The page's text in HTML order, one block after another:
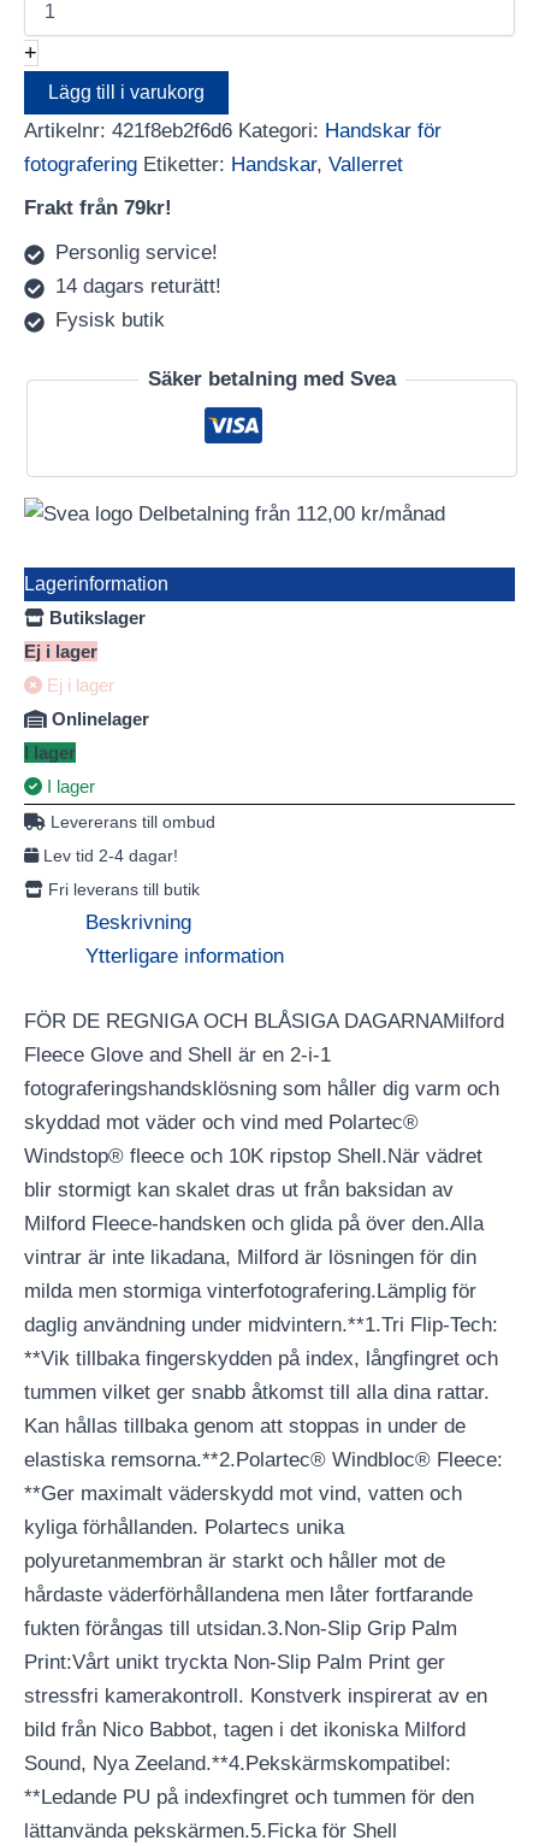
Fleece
Glove
L
mängd
+
Lägg till i varukorg
Artikelnr: 421f8eb2f6d6 Kategori: Handskar för
fotografering Etiketter: Handskar, Vallerret
Frakt från 79kr!
Personlig service!
14 dagars returätt!
Fysisk butik
Säker betalning med Svea
Delbetalning från 112,00 kr/månad
Lagerinformation
Butikslager
Ej i lager
Ej i lager
Onlinelager
I lager
I lager
Levererans till ombud
Lev tid 2-4 dagar!
Fri leverans till butik
Beskrivning
Ytterligare information
FÖR DE REGNIGA OCH BLÅSIGA DAGARNAMilford
Fleece Glove and Shell är en 2-i-1
fotograferingshandsklösning som håller dig varm och
skyddad mot väder och vind med Polartec®
Windstop® fleece och 10K ripstop Shell.När vädret
blir stormigt kan skalet dras ut från baksidan av
Milford Fleece-handsken och glida på över den.Alla
vintrar är inte likadana, Milford är lösningen för din
milda men stormiga vinterfotografering.Lämplig för
daglig användning under midvintern.**1.Tri Flip-Tech:
**Vik tillbaka fingerskydden på index, långfingret och
tummen vilket ger snabb åtkomst till alla dina rattar.
Kan hållas tillbaka genom att stoppas in under de
elastiska remsorna.**2.Polartec® Windbloc® Fleece:
**Ger maximalt väderskydd mot vind, vatten och
kyliga förhållanden. Polartecs unika
polyuretanmembran är starkt och håller mot de
hårdaste väderförhållandena men låter fortfarande
fukten förångas till utsidan.3.Non-Slip Grip Palm
Print:Vårt unikt tryckta Non-Slip Palm Print ger
stressfri kamerakontroll. Konstverk inspirerat av en
bild från Nico Babbot, tagen i det ikoniska Milford
Sound, Nya Zeeland.**4.Pekskärmskompatibel:
**Ledande PU på indexfingret och tummen för den
lättanvända pekskärmen.5.Ficka för Shell